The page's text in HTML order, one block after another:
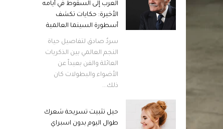
العرب إلى السقوط في أيامه
الأخيرة: حكايات تكشف
أسطورة السينما العالمية
سردٌ صادق لتفاصيل حياة
النجم العالمي بين الذكريات
العائلة والفن بعيداً عن
الأضواء والبطولات كان
ذلك...
حيل تثبيت تسريحة شعرك
طوال اليوم بدون اسبراي